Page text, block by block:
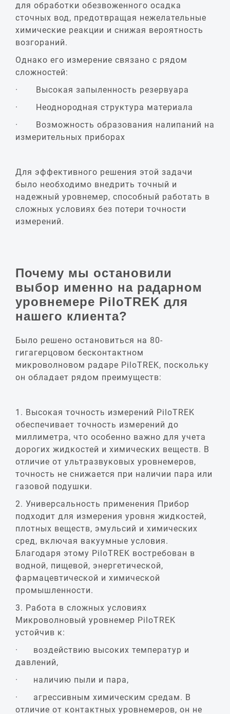
для обработки обезвоженного осадка
сточных вод, предотвращая нежелательные
химические реакции и снижая вероятность
возгораний.
Однако его измерение связано с рядом
сложностей:
· Высокая запыленность резервуара
· Неоднородная структура материала
· Возможность образования налипаний на
измерительных приборах
Для эффективного решения этой задачи
было необходимо внедрить точный и
надежный уровнемер, способный работать в
сложных условиях без потери точности
измерений.
Почему мы остановили
выбор именно на радарном
уровнемере PiloTREK для
нашего клиента?
Было решено остановиться на 80-
гигагерцовом бесконтактном
микроволновом радаре PiloTREK, поскольку
он обладает рядом преимуществ:
1. Высокая точность измерений PiloTREK
обеспечивает точность измерений до
миллиметра, что особенно важно для учета
дорогих жидкостей и химических веществ. В
отличие от ультразвуковых уровнемеров,
точность не снижается при наличии пара или
газовой подушки.
2. Универсальность применения Прибор
подходит для измерения уровня жидкостей,
плотных веществ, эмульсий и химических
сред, включая вакуумные условия.
Благодаря этому PiloTREK востребован в
водной, пищевой, энергетической,
фармацевтической и химической
промышленности.
3. Работа в сложных условиях
Микроволновый уровнемер PiloTREK
устойчив к:
· воздействию высоких температур и
давлений,
· наличию пыли и пара,
· агрессивным химическим средам. В
отличие от контактных уровнемеров, он не